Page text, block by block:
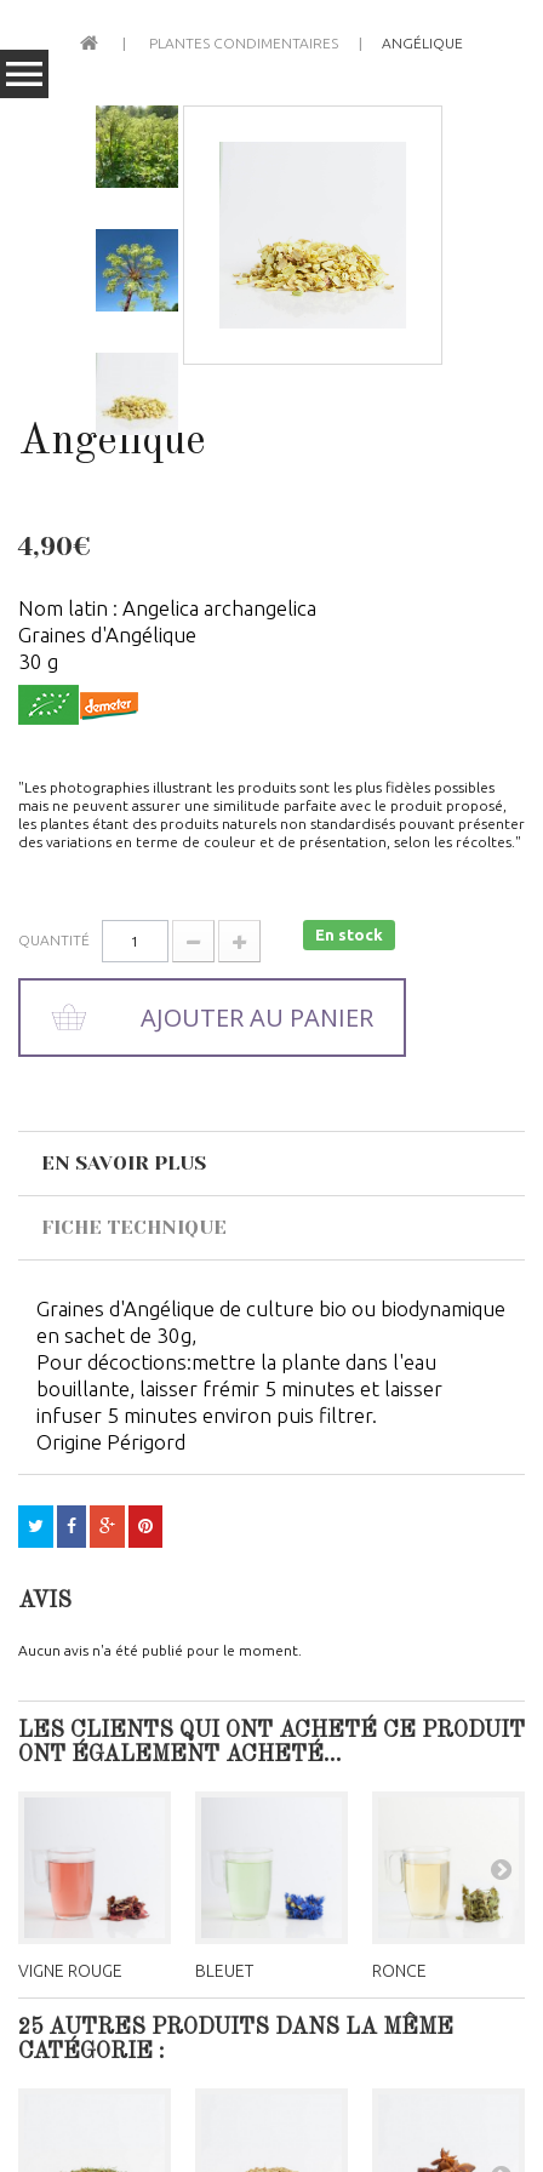
PLANTES CONDIMENTAIRES ANGÉLIQUE
Angélique
4,90€
Nom latin : Angelica archangelica
Graines d'Angélique
30 g
"Les photographies illustrant les produits sont les plus fidèles possibles
mais ne peuvent assurer une similitude parfaite avec le produit proposé,
les plantes étant des produits naturels non standardisés pouvant présenter
des variations en terme de couleur et de présentation, selon les récoltes."
QUANTITÉ En stock
AJOUTER AU PANIER
EN SAVOIR PLUS
FICHE TECHNIQUE
Graines d'Angélique de culture bio ou biodynamique
en sachet de 30g,
Pour décoctions:mettre la plante dans l'eau
bouillante, laisser frémir 5 minutes et laisser
infuser 5 minutes environ puis filtrer.
Origine Périgord
AVIS
Aucun avis n'a été publié pour le moment.
LES CLIENTS QUI ONT ACHETÉ CE PRODUIT
ONT ÉGALEMENT ACHETÉ...
VIGNE ROUGE BLEUET RONCE
25 AUTRES PRODUITS DANS LA MÊME
CATÉGORIE :